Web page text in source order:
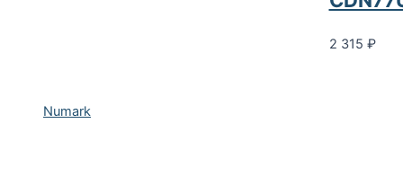
Numark
2 315 ₽